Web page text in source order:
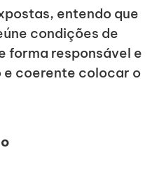
entendo que
condições de
forma responsável e
coerente colocar o